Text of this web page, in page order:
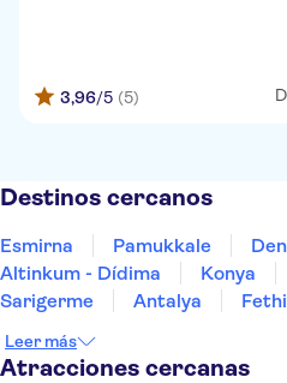
3,96/5 (5)
Destinos cercanos
Esmirna Pamukkale
Altinkum - Dídima
Konya
Sarigerme
Antalya
Leer más
Atracciones cercanas